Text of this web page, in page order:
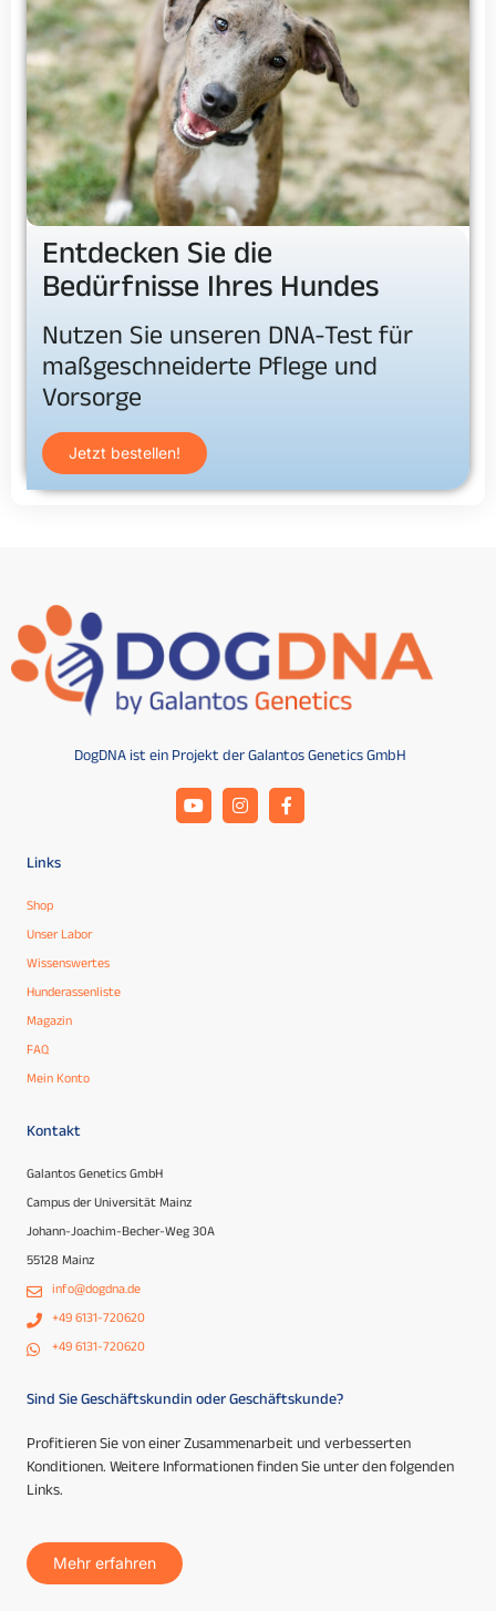
Entdecken Sie die
Bedürfnisse Ihres Hundes
Nutzen Sie unseren DNA-Test für
maßgeschneiderte Pflege und
Vorsorge
Jetzt bestellen!
DogDNA ist ein Projekt der Galantos Genetics GmbH
Links
Shop
Unser Labor
Wissenswertes
Hunderassenliste
Magazin
FAQ
Mein Konto
Kontakt
Galantos Genetics GmbH
Campus der Universität Mainz
Johann-Joachim-Becher-Weg 30A
55128 Mainz
info@dogdna.de
+49 6131-720620
+49 6131-720620
Sind Sie Geschäftskundin oder Geschäftskunde?
Profitieren Sie von einer Zusammenarbeit und verbesserten
Konditionen. Weitere Informationen finden Sie unter den folgenden
Links.
Mehr erfahren